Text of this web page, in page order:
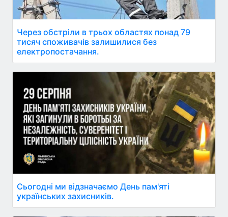
Через обстріли в трьох областях понад 79
тисяч споживачів залишилися без
електропостачання.
Сьогодні ми відзначаємо День пам'яті
українських захисників.